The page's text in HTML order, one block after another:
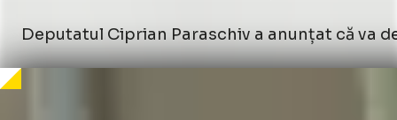
Deputatul Ciprian Paraschiv a anunțat că va